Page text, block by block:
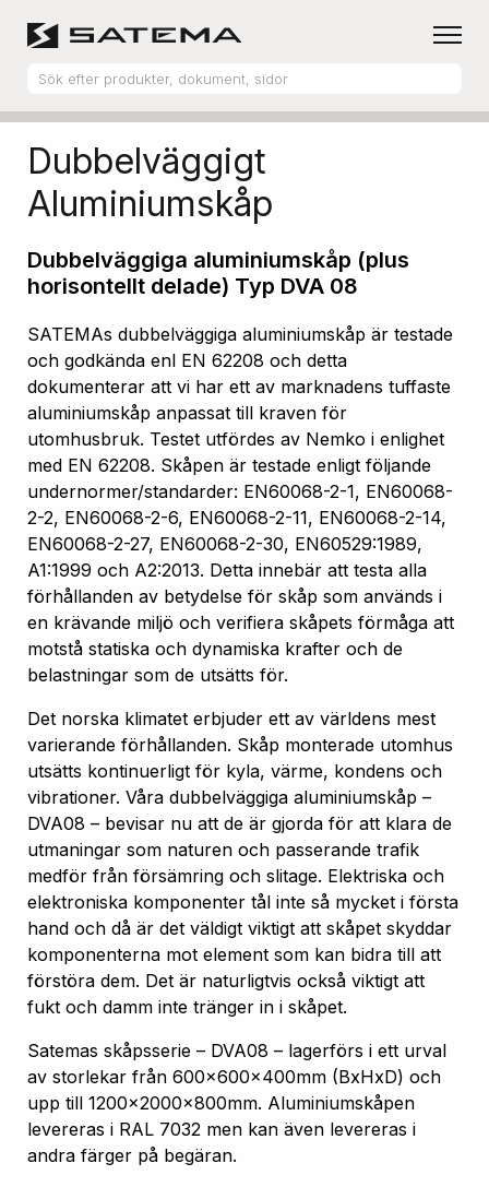
Produktsortiment Aluminiumskåp
Dubbelväggigt
Aluminiumskåp
Dubbelväggiga aluminiumskåp (plus
horisontellt delade) Typ DVA 08
SATEMAs dubbelväggiga aluminiumskåp är testade
och godkända enl EN 62208 och detta
dokumenterar att vi har ett av marknadens tuffaste
aluminiumskåp anpassat till kraven för
utomhusbruk. Testet utfördes av Nemko i enlighet
med EN 62208. Skåpen är testade enligt följande
undernormer/standarder: EN60068-2-1, EN60068-
2-2, EN60068-2-6, EN60068-2-11, EN60068-2-14,
EN60068-2-27, EN60068-2-30, EN60529:1989,
A1:1999 och A2:2013. Detta innebär att testa alla
förhållanden av betydelse för skåp som används i
en krävande miljö och verifiera skåpets förmåga att
motstå statiska och dynamiska krafter och de
belastningar som de utsätts för.
Det norska klimatet erbjuder ett av världens mest
varierande förhållanden. Skåp monterade utomhus
utsätts kontinuerligt för kyla, värme, kondens och
vibrationer. Våra dubbelväggiga aluminiumskåp –
DVA08 – bevisar nu att de är gjorda för att klara de
utmaningar som naturen och passerande trafik
medför från försämring och slitage. Elektriska och
elektroniska komponenter tål inte så mycket i första
hand och då är det väldigt viktigt att skåpet skyddar
komponenterna mot element som kan bidra till att
förstöra dem. Det är naturligtvis också viktigt att
fukt och damm inte tränger in i skåpet.
Satemas skåpsserie – DVA08 – lagerförs i ett urval
av storlekar från 600x600x400mm (BxHxD) och
upp till 1200x2000x800mm. Aluminiumskåpen
levereras i RAL 7032 men kan även levereras i
andra färger på begäran.